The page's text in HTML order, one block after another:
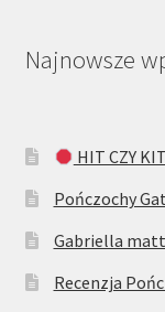
Najnowsze
HIT CZY
Pończochy
Gabriella
Recenzja